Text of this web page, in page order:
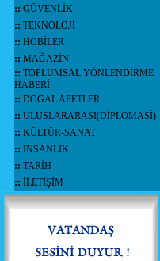
:: GÜVENLİK
:: TEKNOLOJİ
:: HOBİLER
:: MAĞAZİN
:: TOPLUMSAL YÖNLENDİRME
HABERİ
:: DOGAL AFETLER
:: ULUSLARARASI(DİPLOMASİ)
:: KÜLTÜR-SANAT
:: İNSANLIK
:: TARİH
:: İLETİŞİM